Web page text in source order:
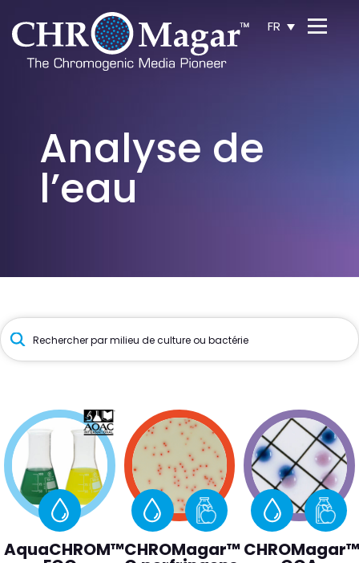
FR
Analyse de
l’eau
Recherche
de
produits
AquaCHROM™CHROMagar™